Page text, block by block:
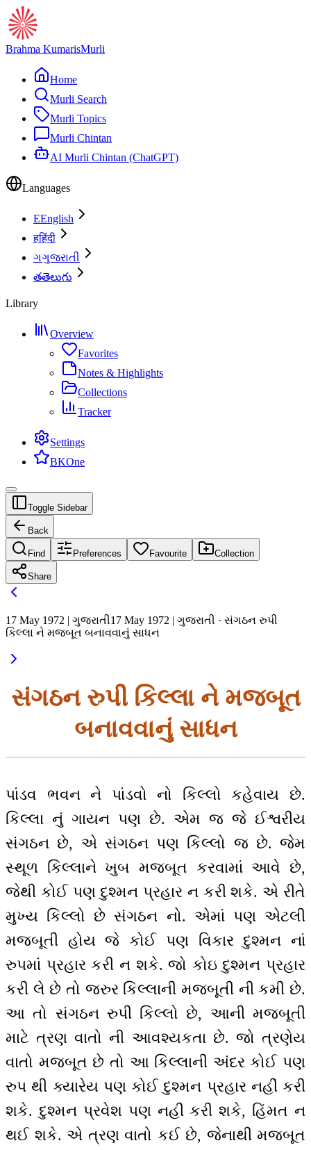
Brahma KumarisMurli
Home
Murli Search
Murli Topics
Murli Chintan
AI Murli Chintan (ChatGPT)
Languages
EEnglish
हहिंदी
ગગુજરાતી
తతెలుగు
Library
Overview
Favorites
Notes & Highlights
Collections
Tracker
Settings
BKOne
Toggle Sidebar
Back
Find Preferences Favourite Collection
Share
17 May 1972 | ગુજરાતી17 May 1972 | ગુજરાતી · સંગઠન રુપી
કિલ્લા ને મજબૂત બનાવવાનું સાધન
સંગઠન રુપી કિલ્લા ને મજબૂત
બનાવવાનું સાધન
પાંડવ ભવન ને પાંડવો નો કિલ્લો કહેવાય છે.
કિલ્લા નું ગાયન પણ છે. એમ જ જે ઈશ્વરીય
સંગઠન છે, એ સંગઠન પણ કિલ્લો જ છે. જેમ
સ્થૂળ કિલ્લાને ખુબ મજબૂત કરવામાં આવે છે,
જેથી કોઈ પણ દુશ્મન પ્રહાર ન કરી શકે. એ રીતે
મુખ્ય કિલ્લો છે સંગઠન નો. એમાં પણ એટલી
મજબૂતી હોય જે કોઈ પણ વિકાર દુશ્મન નાં
રુપમાં પ્રહાર કરી ન શકે. જો કોઇ દુશ્મન પ્રહાર
કરી લે છે તો જરુર કિલ્લાની મજબૂતી ની કમી છે.
આ તો સંગઠન રુપી કિલ્લો છે, આની મજબૂતી
માટે ત્રણ વાતો ની આવશ્યકતા છે. જો ત્રણેય
વાતો મજબૂત છે તો આ કિલ્લાની અંદર કોઈ પણ
રુપ થી ક્યારેય પણ કોઈ દુશ્મન પ્રહાર નહીં કરી
શકે. દુશ્મન પ્રવેશ પણ નહીં કરી શકે, હિંમત ન
થઈ શકે. એ ત્રણ વાતો કઈ છે, જેનાથી મજબૂત